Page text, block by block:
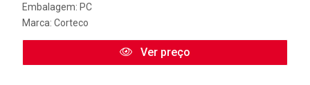
Embalagem: PC
Marca: Corteco
Ver preço